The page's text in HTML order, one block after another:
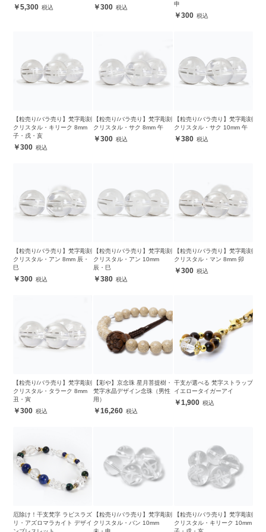
5,300 300
申
300
【粒売り/バラ売り】梵字彫刻
クリスタル・キリーク 8mm
子・戌・亥
300
【粒売り/バラ売り】梵字彫刻
クリスタル・サク 8mm 午
300
【粒売り/バラ売り】梵字彫刻
クリスタル・サク 10mm 午
380
【粒売り/バラ売り】梵字彫刻
クリスタル・アン 8mm 辰・
巳
300
【粒売り/バラ売り】梵字彫刻
クリスタル・アン 10mm
辰・巳
380
【粒売り/バラ売り】梵字彫刻
クリスタル・マン 8mm 卯
300
【粒売り/バラ売り】梵字彫刻
クリスタル・タラーク 8mm
丑・寅
300
【彩や】京念珠 星月菩提樹・
梵字水晶デザイン念珠（男性
用）
16,260
干支が選べる 梵字ストラップ
イエロータイガーアイ
1,900
厄除け！干支梵字 ラピスラズ
リ・アズロマラカイト デザイ
【粒売り/バラ売り】梵字彫刻
クリスタル・バン 10mm
【粒売り/バラ売り】梵字彫刻
クリスタル・キリーク 10mm